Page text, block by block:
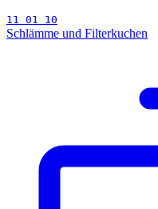
11 01 10
Schlämme und Filterkuchen